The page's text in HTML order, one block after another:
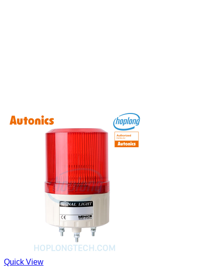
Quick View